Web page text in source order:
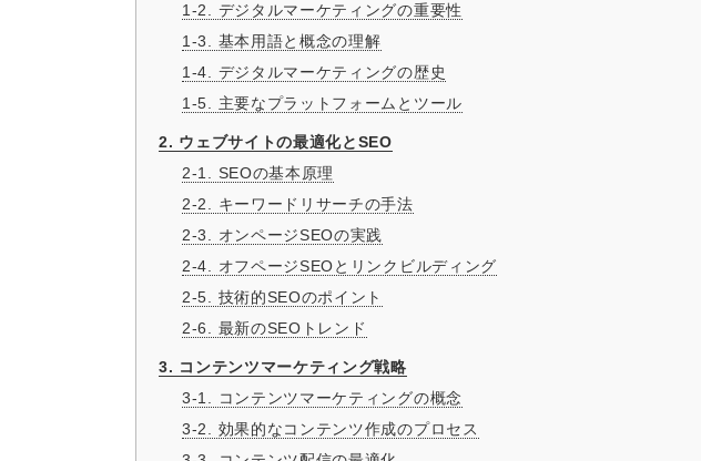
1-2. デジタルマーケティングの重要性
1-3. 基本用語と概念の理解
1-4. デジタルマーケティングの歴史
1-5. 主要なプラットフォームとツール
2. ウェブサイトの最適化とSEO
2-1. SEOの基本原理
2-2. キーワードリサーチの手法
2-3. オンページSEOの実践
2-4. オフページSEOとリンクビルディング
2-5. 技術的SEOのポイント
2-6. 最新のSEOトレンド
3. コンテンツマーケティング戦略
3-1. コンテンツマーケティングの概念
3-2. 効果的なコンテンツ作成のプロセス